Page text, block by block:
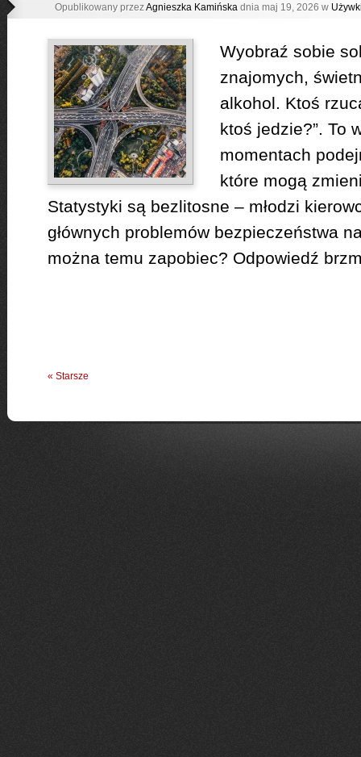
Opublikowany przezAgnieszka Kamińskadnia maj 19, 2026 w
Wyobraź sobie
znajomych,
alkohol. Ktoś
ktoś jedzie?”. To
momentach
które mogą
Statystyki są bezlitosne – młodzi
głównych problemów bezpieczeństwa
można temu zapobiec? Odpowiedź
« Starsze